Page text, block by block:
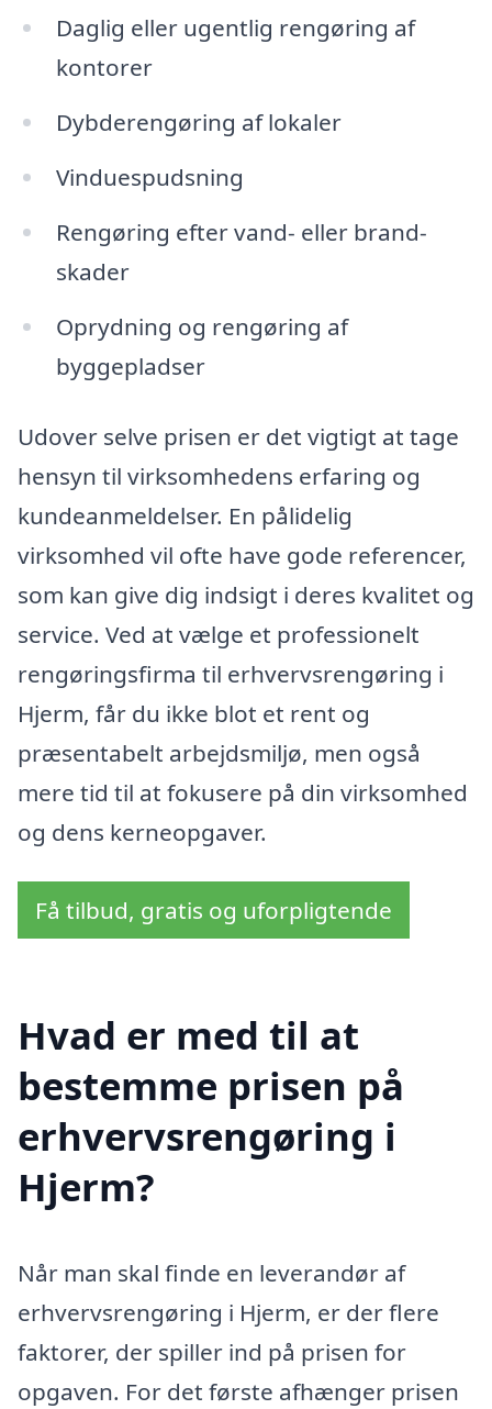
Daglig eller ugentlig rengøring af
kontorer
Dybderengøring af lokaler
Vinduespudsning
Rengøring efter vand- eller brand-
skader
Oprydning og rengøring af
byggepladser
Udover selve prisen er det vigtigt at tage
hensyn til virksomhedens erfaring og
kundeanmeldelser. En pålidelig
virksomhed vil ofte have gode referencer,
som kan give dig indsigt i deres kvalitet og
service. Ved at vælge et professionelt
rengøringsfirma til erhvervsrengøring i
Hjerm, får du ikke blot et rent og
præsentabelt arbejdsmiljø, men også
mere tid til at fokusere på din virksomhed
og dens kerneopgaver.
Få tilbud, gratis og uforpligtende
Hvad er med til at
bestemme prisen på
erhvervsrengøring i
Hjerm?
Når man skal finde en leverandør af
erhvervsrengøring i Hjerm, er der flere
faktorer, der spiller ind på prisen for
opgaven. For det første afhænger prisen